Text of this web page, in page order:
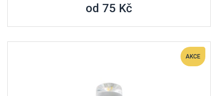
od 75 Kč
AKCE